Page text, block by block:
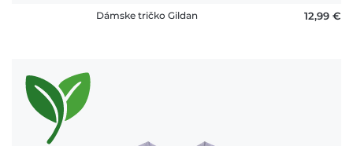
Dámske tričko Gildan 12,99 €